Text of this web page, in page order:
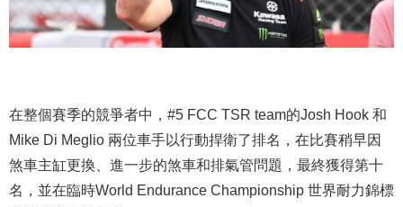
在整個賽季的競爭者中，#5 FCC TSR team的Josh Hook 和
Mike Di Meglio 兩位車手以行動捍衛了排名，在比賽稍早因
煞車主缸更換、進一步的煞車和排氣管問題，最終獲得第十
名，並在臨時World Endurance Championship 世界耐力錦標